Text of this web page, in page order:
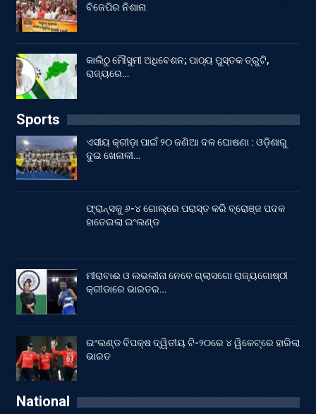
ବିଜେପିର ନିଶାନା
କାଲିଠୁ ମୌସୁମୀ ଅଧିବେଶନ; ପାଠ୍ୟ ପୁସ୍ତକ ତ୍ରୁଟି,
ରାଜ୍ୟରେ…
Sports
ଏସୀୟ କ୍ରୀଡ଼ା ପାଇଁ ୨୦ ଜଣିଆ ଦଳ ଘୋଷଣା : ଓଡ଼ିଶାରୁ
ଦୁଇ ଖେଳାଳୀ…
ଫ୍ରାନ୍ସକୁ ୬-୪ ଗୋଲ୍‌ରେ ପରାସ୍ତ କରି ବ୍ରୋଞ୍ଜ ପଦକ
ହାତେଇଲା ଇଂଲଣ୍ଡ
ମୀରାବାଈ ଓ ଲଭଲୀନା ନେବେ ଗ୍ଲାସଗୋ ରାଜ୍ୟଗୋଷ୍ଠୀ
କ୍ରୀଡାରେ ଭାରତର…
ଇଂଲଣ୍ଡ ବିପକ୍ଷ ଦ୍ୱିତୀୟ ଟି-୨୦ରେ ୪ ୱିକେଟ୍‌ରେ ହାରିଲା
ଭାରତ
National